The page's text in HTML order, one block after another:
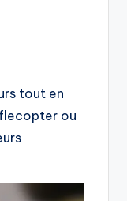
tout en
ou